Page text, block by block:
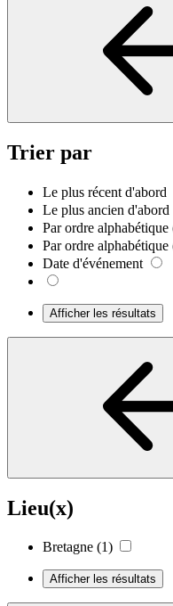
Trier par
Le plus récent d'abord
Le plus ancien d'abord
Par ordre
Par ordre
Date d'événement
Afficher les résultats
Lieu(x)
Bretagne (1)
Afficher les résultats